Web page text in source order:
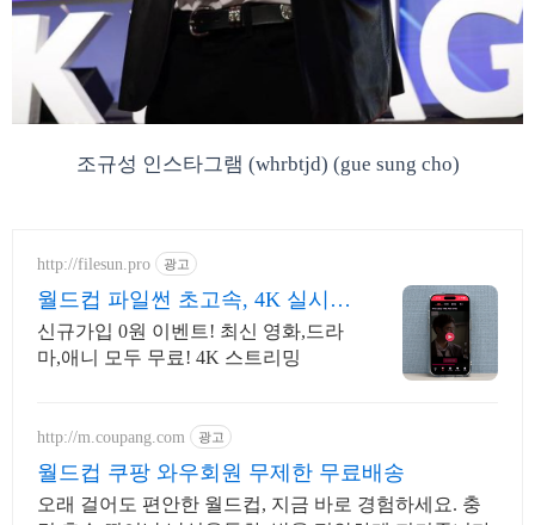
조규성 인스타그램 (whrbtjd) (gue sung cho)
http://filesun.pro 광고
월드컵 파일썬 초고속, 4K 실시간
보기!
신규가입 0원 이벤트! 최신 영화,드라
마,애니 모두 무료! 4K 스트리밍
http://m.coupang.com 광고
월드컵 쿠팡 와우회원 무제한 무료배송
오래 걸어도 편안한 월드컵, 지금 바로 경험하세요. 충